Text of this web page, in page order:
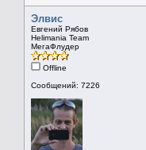
Элвис
Евгений Рябов
Helimania Team
МегаФлудер
Offline
Сообщений: 7226